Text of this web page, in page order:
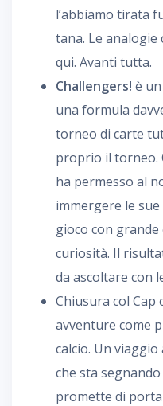
l’abbiamo tirata
tana. Le
qui. Avanti tutta.
Challengers! è
una formula
torneo di carte
proprio il torneo.
ha permesso al
immergere le
gioco con
curiosità. Il
da ascoltare con
Chiusura col Cap
avventure come
calcio. Un
che sta segnando
promette di